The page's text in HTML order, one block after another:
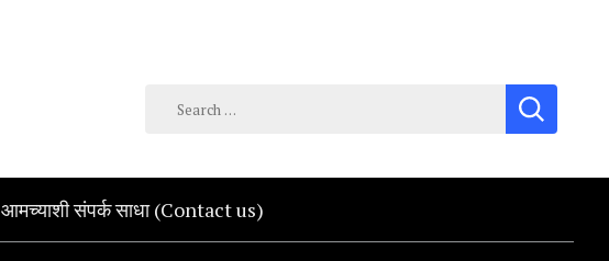
Search
आमच्याशी संपर्क साधा (Contact us)